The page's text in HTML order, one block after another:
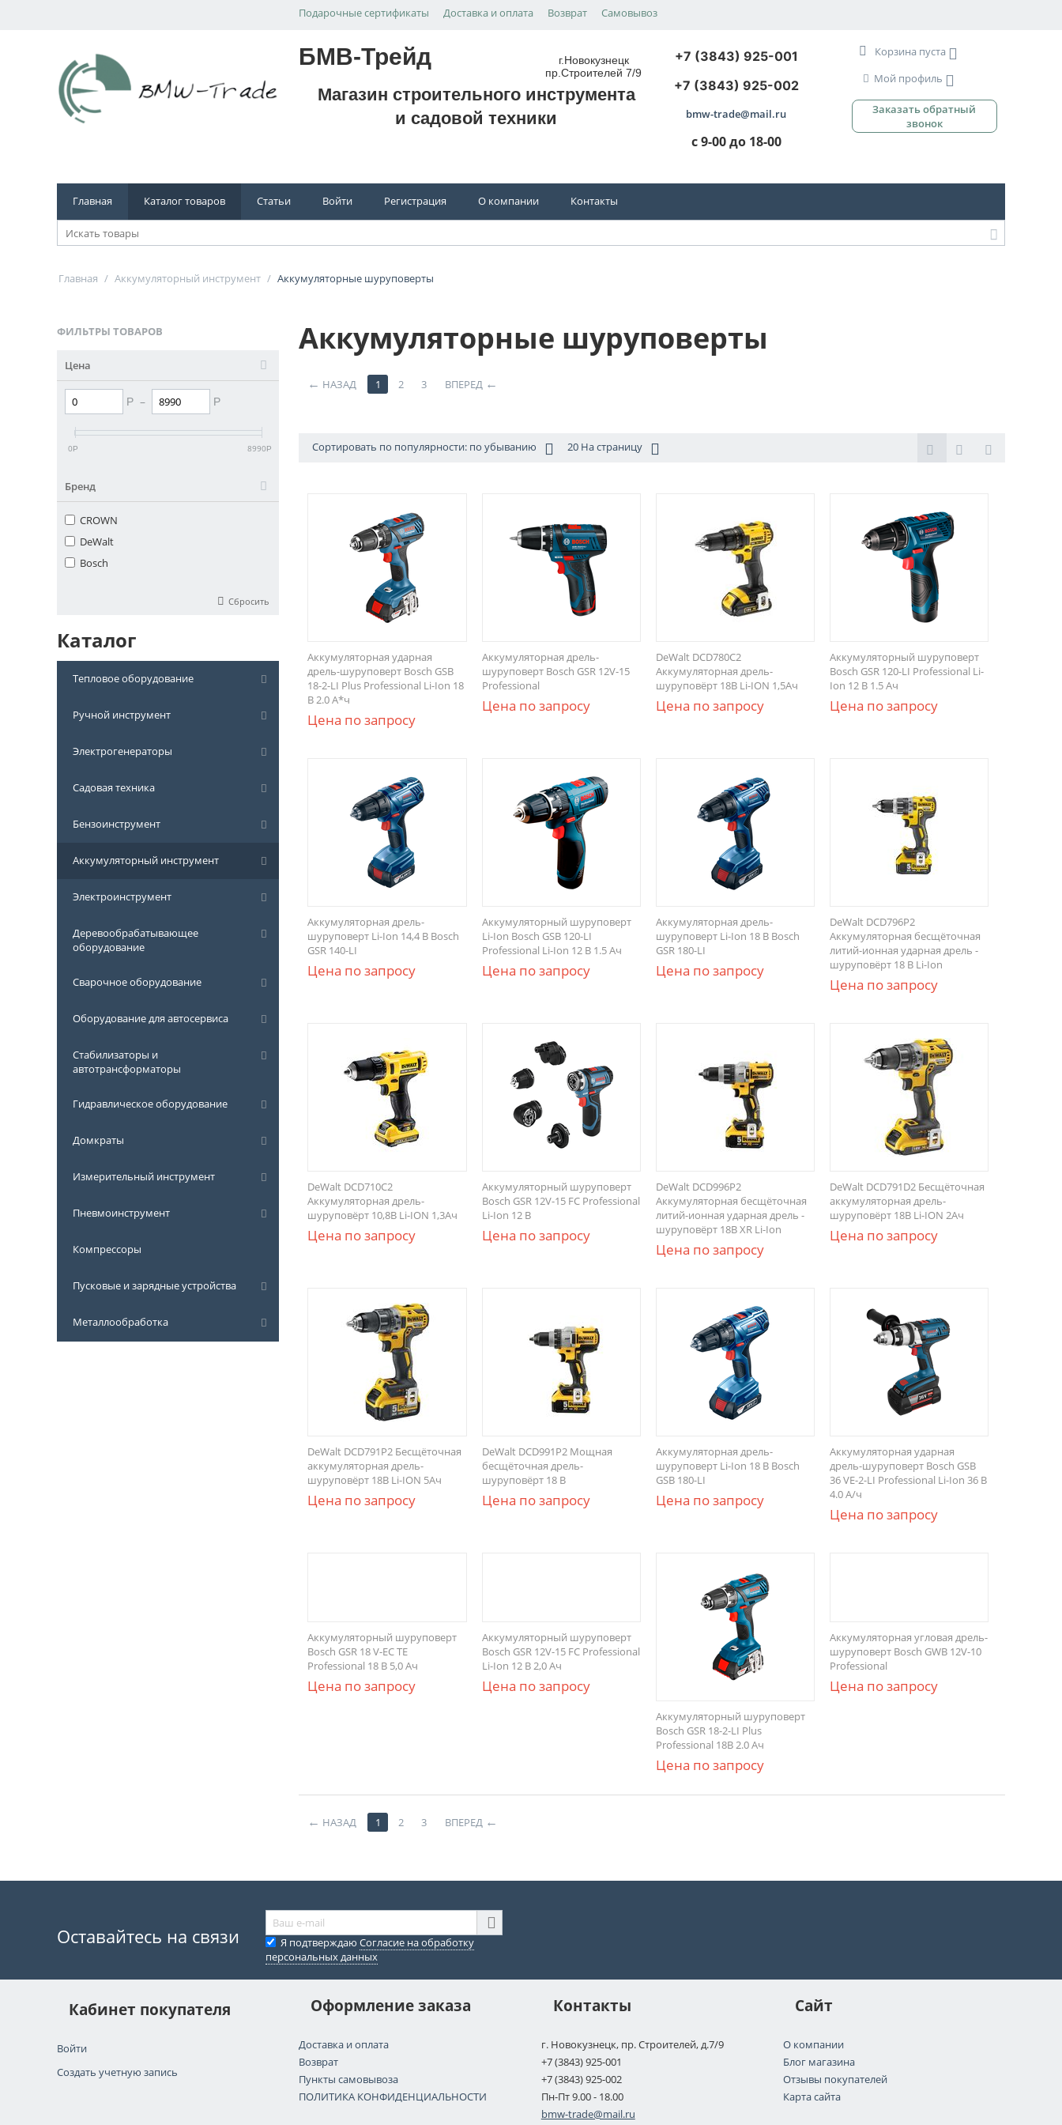
Подарочные сертификаты Доставка и оплата Возврат Самовывоз
БМВ-Трейд
г.Новокузнецк
пр.Строителей 7/9
Магазин строительного инструмента
и садовой техники
+7 (3843) 925-001
+7 (3843) 925-002
bmw-trade@mail.ru
с 9-00 до 18-00
Корзина пуста
Мой профиль
Заказать обратный
звонок
Главная Каталог товаров Статьи Войти Регистрация О компании Контакты
Главная / Аккумуляторный инструмент / Аккумуляторные шуруповерты
ФИЛЬТРЫ ТОВАРОВ
Цена
Р – Р
0Р 8990Р
Бренд
CROWN
DeWalt
Bosch
Сбросить
Каталог
Тепловое оборудование
Ручной инструмент
Электрогенераторы
Садовая техника
Бензоинструмент
Аккумуляторный инструмент
Электроинструмент
Деревообрабатывающее
оборудование
Сварочное оборудование
Оборудование для автосервиса
Стабилизаторы и
автотрансформаторы
Гидравлическое оборудование
Домкраты
Измерительный инструмент
Пневмоинструмент
Компрессоры
Пусковые и зарядные устройства
Металлообработка
Аккумуляторные шуруповерты
НАЗАД 1 2 3 ВПЕРЕД
Сортировать по популярности: по убыванию 20 На страницу
Аккумуляторная ударная
дрель-шуруповерт Bosch GSB
18-2-LI Plus Professional Li-Ion 18
В 2.0 А*ч
Цена по запросу
Аккумуляторная дрель-
шуруповерт Bosch GSR 12V-15
Professional
Цена по запросу
DeWalt DCD780C2
Aккумуляторная дрель-
шуруповёрт 18В Li-ION 1,5Ач
Цена по запросу
Аккумуляторный шуруповерт
Bosch GSR 120-LI Professional Li-
Ion 12 В 1.5 Aч
Цена по запросу
Аккумуляторная дрель-
шуруповерт Li-Ion 14,4 В Bosch
GSR 140-LI
Цена по запросу
Аккумуляторный шуруповерт
Li-Ion Bosch GSB 120-LI
Professional Li-Ion 12 В 1.5 Aч
Цена по запросу
Аккумуляторная дрель-
шуруповерт Li-Ion 18 В Bosch
GSR 180-LI
Цена по запросу
DeWalt DCD796P2
Аккумуляторная бесщёточная
литий-ионная ударная дрель -
шуруповёрт 18 В Li-Ion
Цена по запросу
DeWalt DCD710C2
Aккумуляторная дрель-
шуруповёрт 10,8В Li-ION 1,3Ач
Цена по запросу
Аккумуляторный шуруповерт
Bosch GSR 12V-15 FC Professional
Li-Ion 12 В
Цена по запросу
DeWalt DCD996P2
Аккумуляторная бесщёточная
литий-ионная ударная дрель -
шуруповёрт 18В XR Li-Ion
Цена по запросу
DeWalt DCD791D2 Бесщёточная
аккумуляторная дрель-
шуруповёрт 18В Li-ION 2Ач
Цена по запросу
DeWalt DCD791P2 Бесщёточная
аккумуляторная дрель-
шуруповёрт 18В Li-ION 5Ач
Цена по запросу
DeWalt DCD991P2 Мощная
бесщёточная дрель-
шуруповёрт 18 В
Цена по запросу
Аккумуляторная дрель-
шуруповерт Li-Ion 18 В Bosch
GSB 180-LI
Цена по запросу
Аккумуляторная ударная
дрель-шуруповерт Bosch GSB
36 VE-2-LI Professional Li-Ion 36 В
4.0 А/ч
Цена по запросу
Аккумуляторный шуруповерт
Bosch GSR 18 V-EC TE
Professional 18 В 5,0 Ач
Цена по запросу
Аккумуляторный шуруповерт
Bosch GSR 12V-15 FC Professional
Li-Ion 12 В 2,0 Ач
Цена по запросу
Аккумуляторный шуруповерт
Bosch GSR 18-2-LI Plus
Professional 18В 2.0 Ач
Цена по запросу
Аккумуляторная угловая дрель-
шуруповерт Bosch GWB 12V-10
Professional
Цена по запросу
НАЗАД 1 2 3 ВПЕРЕД
Оставайтесь на связи Я подтверждаю Согласие на обработку
персональных данных
Кабинет покупателя
Войти
Создать учетную запись
Оформление заказа
Доставка и оплата
Возврат
Пункты самовывоза
ПОЛИТИКА КОНФИДЕНЦИАЛЬНОСТИ
Контакты
г. Новокузнецк, пр. Строителей, д.7/9
+7 (3843) 925-001
+7 (3843) 925-002
Пн-Пт 9.00 - 18.00
bmw-trade@mail.ru
Сайт
О компании
Блог магазина
Отзывы покупателей
Карта сайта